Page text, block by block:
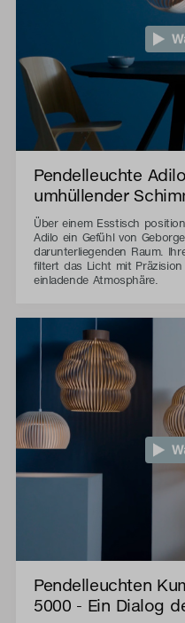
Pendelleuchte
umhüllender
Über einem Esstisch
Adilo ein Gefühl von
darunterliegenden Raum.
filtert das Licht mit
einladende Atmosphäre.
Pendelleuchten
5000 - Ein Dialog